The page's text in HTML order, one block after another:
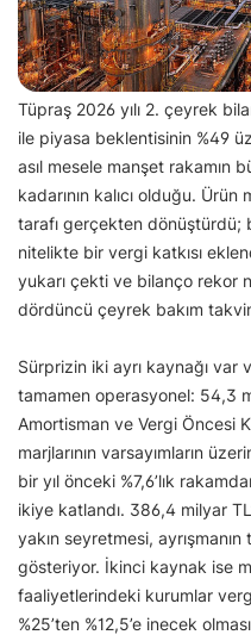
Tüpraş 2026 yılı 2. çeyrek
ile piyasa beklentisinin %49
asıl mesele manşet rakamın
kadarının kalıcı olduğu.
tarafı gerçekten
nitelikte bir vergi katkısı
yukarı çekti ve bilanço rekor
dördüncü çeyrek bakım
Sürprizin iki ayrı kaynağı var
tamamen operasyonel: 54,3
Amortisman ve Vergi Öncesi
marjlarının varsayımların
bir yıl önceki %7,6’lık
ikiye katlandı. 386,4 milyar
yakın seyretmesi,
gösteriyor. İkinci kaynak ise
faaliyetlerindeki kurumlar
%25’ten %12,5’e inecek